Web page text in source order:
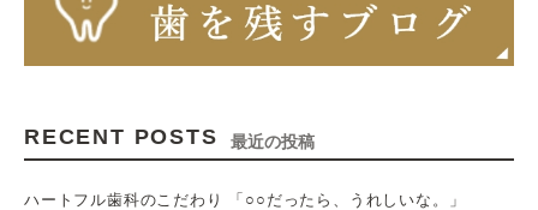
RECENT POSTS 最近の投稿
ハートフル歯科のこだわり 「○○だったら、うれしいな。」